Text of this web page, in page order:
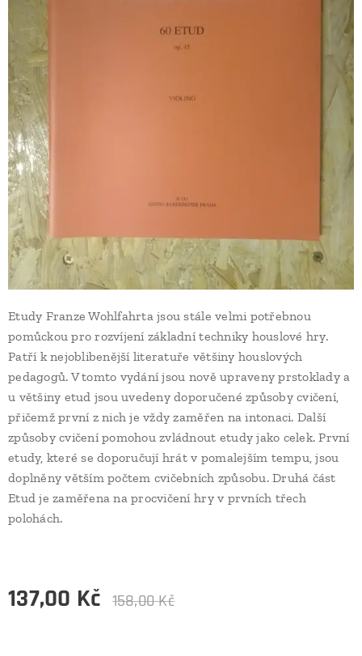
Etudy Franze Wohlfahrta jsou stále velmi potřebnou
pomůckou pro rozvíjení základní techniky houslové hry.
Patří k nejoblibenější literatuře většiny houslových
pedagogů. V tomto vydání jsou nově upraveny prstoklady a
u většiny etud jsou uvedeny doporučené způsoby cvičení,
přičemž první z nich je vždy zaměřen na intonaci. Další
způsoby cvičení pomohou zvládnout etudy jako celek. První
etudy, které se doporučují hrát v pomalejším tempu, jsou
doplněny větším počtem cvičebních způsobu. Druhá část
Etud je zaměřena na procvičení hry v prvních třech
polohách.
137,00 Kč 158,00Kč